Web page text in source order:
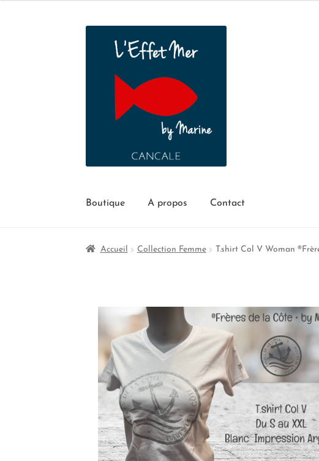
Boutique A propos Contact
Accueil Collection Femme T.shirt Col V Woman